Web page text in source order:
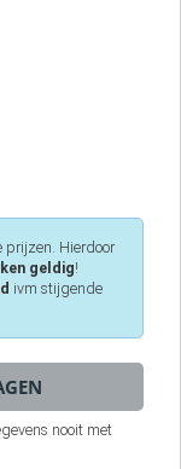
prijzen. Hierdoor
geldig!
ivm stijgende
nooit met